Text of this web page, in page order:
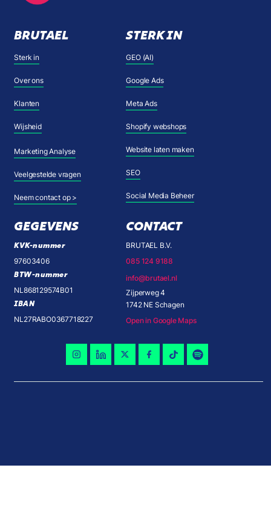
BRUTAEL
Sterk in
Over ons
Klanten
Wijsheid
Marketing Analyse
Veelgestelde vragen
Neem contact op >
STERK IN
GEO (AI)
Google Ads
Meta Ads
Shopify webshops
Website laten maken
SEO
Social Media Beheer
GEGEVENS
KVK-nummer
97603406
BTW-nummer
NL868129574B01
IBAN
NL27RABO0367718227
CONTACT
BRUTAEL B.V.
085 124 9188
info@brutael.nl
Zijperweg 4
1742 NE Schagen
Open in Google Maps